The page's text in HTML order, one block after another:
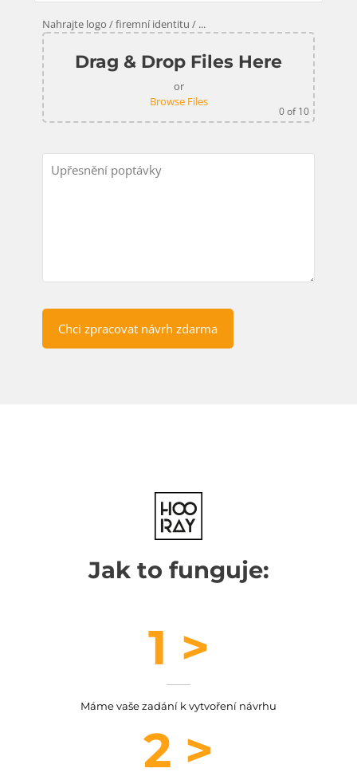
Nahrajte logo / firemní identitu / ...
Drag & Drop Files Here
or
Browse Files
0of 10
Jak to funguje:
1 >
Máme vaše zadání k vytvoření návrhu
2 >